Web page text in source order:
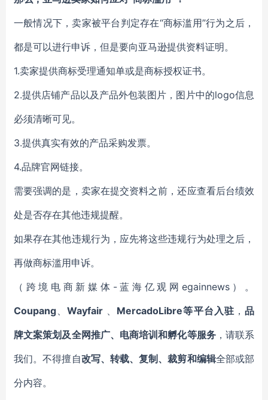
一般情况下，卖家被平台判定存在“商标滥用”行为之后，
都是可以进行申诉，但是要向亚马逊提供资料证明。
1.卖家提供商标受理通知单或是商标授权证书。
2.提供店铺产品以及产品外包装图片，图片中的logo信息
必须清晰可见。
3.提供真实有效的产品采购发票。
4.品牌官网链接。
需要强调的是，卖家在提交资料之前，还应查看后台绩效
处是否存在其他违规提醒。
如果存在其他违规行为，应先将这些违规行为处理之后，
再做商标滥用申诉。
（跨境电商新媒体-蓝海亿观网egainnews）。
Coupang、Wayfair 、 MercadoLibre等平台入驻 ，品
牌文案策划及全网推广、电商培训和孵化等服务，请联系
我们。不得擅自改写、转载、复制、裁剪和编辑全部或部
分内容。